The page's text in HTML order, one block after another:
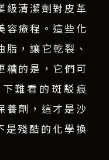
級清潔劑對皮革
容療程。這些化
，讓它乾裂、
糟的是，它們可
難看的斑駁痕
養劑，這才是沙
是殘酷的化學換